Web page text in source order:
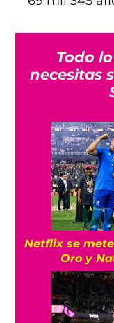
Todo
necesitas
Netflix se
Oro y